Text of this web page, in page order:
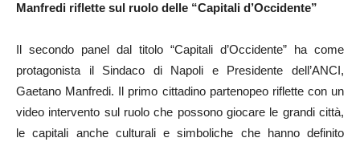
Manfredi riflette sul ruolo delle “Capitali d’Occidente”
Il secondo panel dal titolo “Capitali d’Occidente” ha come
protagonista il Sindaco di Napoli e Presidente dell’ANCI,
Gaetano Manfredi. Il primo cittadino partenopeo riflette con un
video intervento sul ruolo che possono giocare le grandi città,
le capitali anche culturali e simboliche che hanno definito